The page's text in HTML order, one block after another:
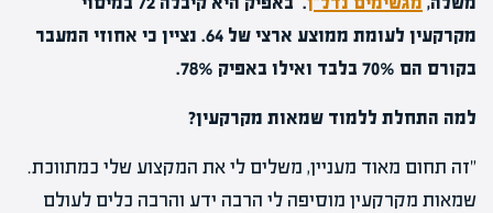
מקרקעין לעומת ממוצע ארצי של 64. נציין כי אחוזי המעבר
בקורס הם 70% בלבד ואילו באפיק 78%.
למה התחלת ללמוד שמאות מקרקעין?
"זה תחום מאוד מעניין, משלים לי את המקצוע שלי כמתווכת.
שמאות מקרקעין מוסיפה לי הרבה ידע והרבה כלים לעולם